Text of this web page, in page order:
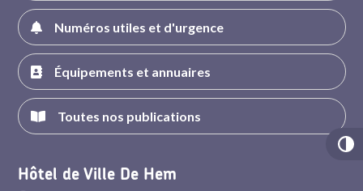
Numéros utiles et d'urgence
Équipements et annuaires
Toutes nos publications
Hôtel de Ville De Hem